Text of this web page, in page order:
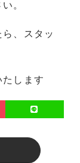
。
、スタッ
します